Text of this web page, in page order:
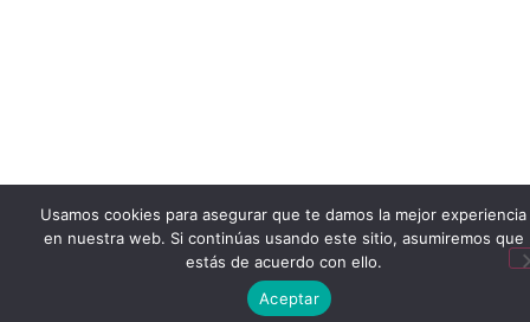
Usamos cookies para asegurar que te damos la mejor experiencia
en nuestra web. Si continúas usando este sitio, asumiremos que
estás de acuerdo con ello.
Aceptar